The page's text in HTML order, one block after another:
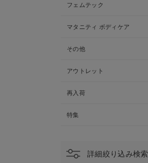
フェムテック
マタニティ ボディケア
その他
アウトレット
再入荷
特集
詳細絞り込み検索